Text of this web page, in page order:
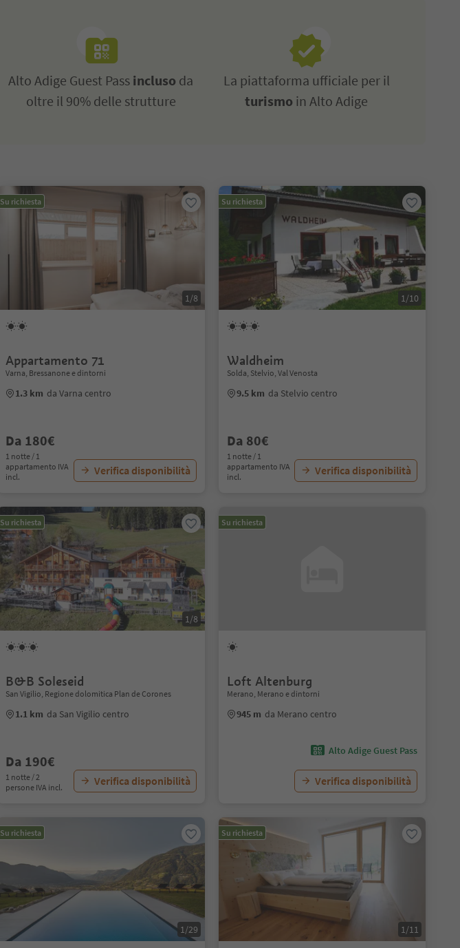
Alto Adige Guest Pass incluso da
oltre il 90% delle strutture
La piattaforma ufficiale per il
turismo in Alto Adige
Su richiesta
1/8
Appartamento 71
Varna, Bressanone e dintorni
1.3 km da Varna centro
Da 180€
1 notte / 1
appartamento IVA
incl.
Verifica disponibilità
Su richiesta
1/10
Waldheim
Solda, Stelvio, Val Venosta
9.5 km da Stelvio centro
Da 80€
1 notte / 1
appartamento IVA
incl.
Verifica disponibilità
Su richiesta
1/8
B&B Soleseid
San Vigilio, Regione dolomitica Plan de Corones
1.1 km da San Vigilio centro
Da 190€
1 notte / 2
persone IVA incl.
Verifica disponibilità
Su richiesta
Loft Altenburg
Merano, Merano e dintorni
945 m da Merano centro
Alto Adige Guest Pass
Verifica disponibilità
Su richiesta
1/29
Su richiesta
1/11